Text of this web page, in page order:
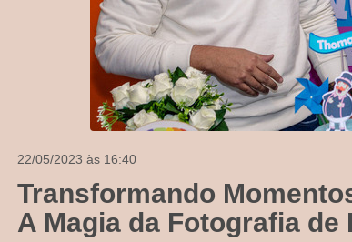
22/05/2023 às 16:40
Transformando
A Magia da Fotografia de